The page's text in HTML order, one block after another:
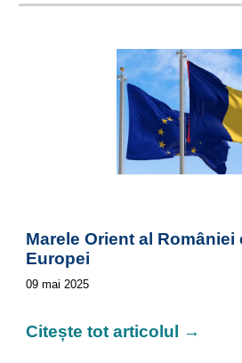
Marele Orient al României
Europei
09 mai 2025
Citește tot articolul →